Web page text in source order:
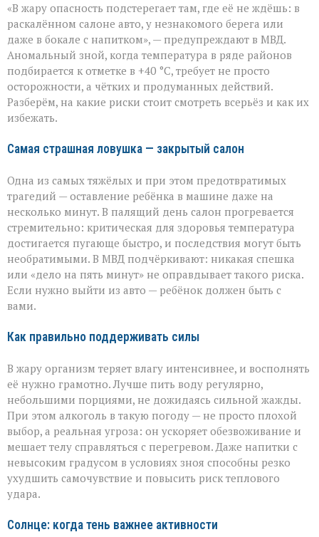
не
прощает
легкомыслия»:
МВД — о
том,
как
уберечь
себя
и
«В жару опасность подстерегает там, где её не ждёшь: в
раскалённом салоне авто, у незнакомого берега или
даже в бокале с напитком», — предупреждают в МВД.
Аномальный зной, когда температура в ряде районов
подбирается к отметке в +40 °C, требует не просто
осторожности, а чётких и продуманных действий.
Разберём, на какие риски стоит смотреть всерьёз и как их
избежать.
Самая страшная ловушка — закрытый салон
Одна из самых тяжёлых и при этом предотвратимых
трагедий — оставление ребёнка в машине даже на
несколько минут. В палящий день салон прогревается
стремительно: критическая для здоровья температура
достигается пугающе быстро, и последствия могут быть
необратимыми. В МВД подчёркивают: никакая спешка
или «дело на пять минут» не оправдывает такого риска.
Если нужно выйти из авто — ребёнок должен быть с
вами.
Как правильно поддерживать силы
В жару организм теряет влагу интенсивнее, и восполнять
её нужно грамотно. Лучше пить воду регулярно,
небольшими порциями, не дожидаясь сильной жажды.
При этом алкоголь в такую погоду — не просто плохой
выбор, а реальная угроза: он ускоряет обезвоживание и
мешает телу справляться с перегревом. Даже напитки с
невысоким градусом в условиях зноя способны резко
ухудшить самочувствие и повысить риск теплового
удара.
Солнце: когда тень важнее активности